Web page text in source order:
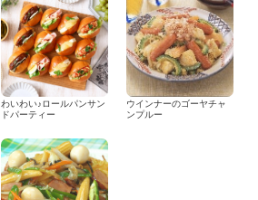
わいわい♪ロールパンサン
ドパーティー
ウインナーのゴーヤチャ
ンプルー